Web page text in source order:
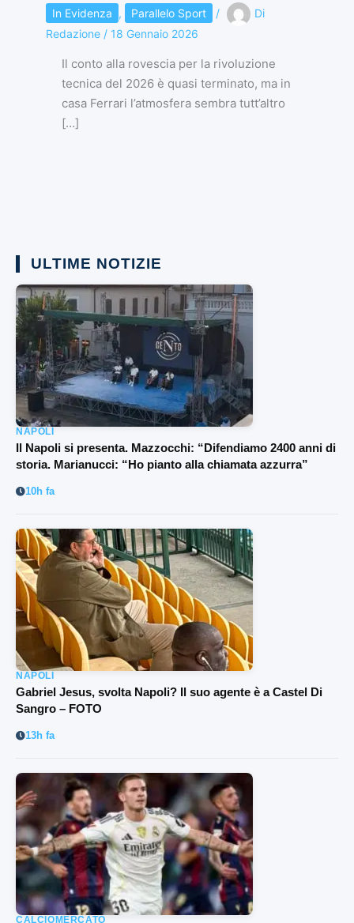
In Evidenza , Parallelo Sport /
Di
Redazione / 18 Gennaio 2026
Il conto alla rovescia per la rivoluzione
tecnica del 2026 è quasi terminato, ma in
casa Ferrari l’atmosfera sembra tutt’altro
[…]
ULTIME NOTIZIE
NAPOLI
Il Napoli si presenta. Mazzocchi: “Difendiamo 2400 anni di
storia. Marianucci: “Ho pianto alla chiamata azzurra”
10h fa
NAPOLI
Gabriel Jesus, svolta Napoli? Il suo agente è a Castel Di
Sangro – FOTO
13h fa
CALCIOMERCATO